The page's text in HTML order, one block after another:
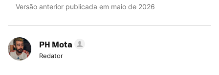
Versão anterior publicada em maio de 2026
PH Mota
Redator